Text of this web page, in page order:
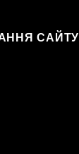
САЙТУ